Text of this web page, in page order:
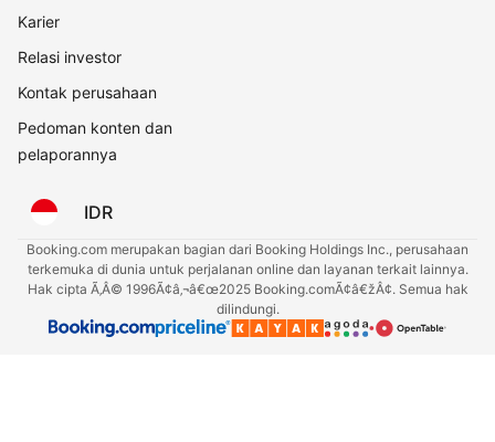
Karier
Relasi investor
Kontak perusahaan
Pedoman konten dan
pelaporannya
IDR
Booking.com merupakan bagian dari Booking Holdings Inc., perusahaan
terkemuka di dunia untuk perjalanan online dan layanan terkait lainnya.
Hak cipta Ã‚Â© 1996Ã¢â‚¬â€œ2025 Booking.comÃ¢â€žÂ¢. Semua hak
dilindungi.